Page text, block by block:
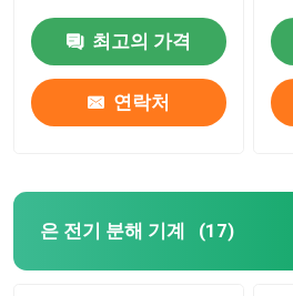
최고의 가격
연락처
은 전기 분해 기계 (17)